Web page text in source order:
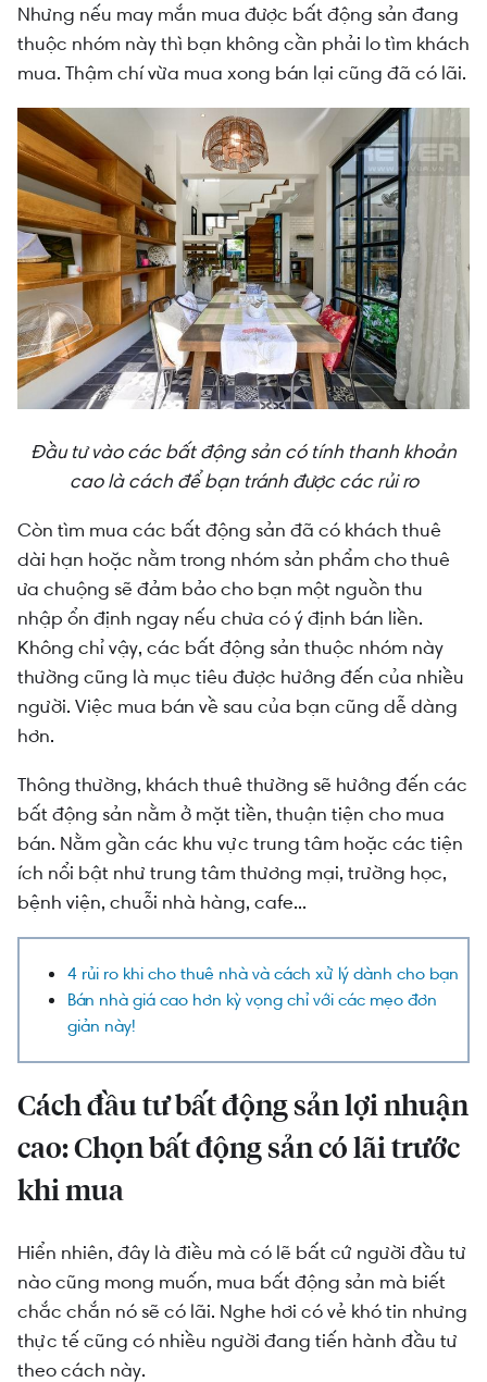
Nhưng nếu may mắn mua được bất động sản đang
thuộc nhóm này thì bạn không cần phải lo tìm khách
mua. Thậm chí vừa mua xong bán lại cũng đã có lãi.
Đầu tư vào các bất động sản có tính thanh khoản
cao là cách để bạn tránh được các rủi ro
Còn tìm mua các bất động sản đã có khách thuê
dài hạn hoặc nằm trong nhóm sản phẩm cho thuê
ưa chuộng sẽ đảm bảo cho bạn một nguồn thu
nhập ổn định ngay nếu chưa có ý định bán liền.
Không chỉ vậy, các bất động sản thuộc nhóm này
thường cũng là mục tiêu được hướng đến của nhiều
người. Việc mua bán về sau của bạn cũng dễ dàng
hơn.
Thông thường, khách thuê thường sẽ hướng đến các
bất động sản nằm ở mặt tiền, thuận tiện cho mua
bán. Nằm gần các khu vực trung tâm hoặc các tiện
ích nổi bật như trung tâm thương mại, trường học,
bệnh viện, chuỗi nhà hàng, cafe...
4 rủi ro khi cho thuê nhà và cách xử lý dành cho bạn
Bán nhà giá cao hơn kỳ vọng chỉ với các mẹo đơn
giản này!
Cách đầu tư bất động sản lợi nhuận
cao: Chọn bất động sản có lãi trước
khi mua
Hiển nhiên, đây là điều mà có lẽ bất cứ người đầu tư
nào cũng mong muốn, mua bất động sản mà biết
chắc chắn nó sẽ có lãi. Nghe hơi có vẻ khó tin nhưng
thực tế cũng có nhiều người đang tiến hành đầu tư
theo cách này.